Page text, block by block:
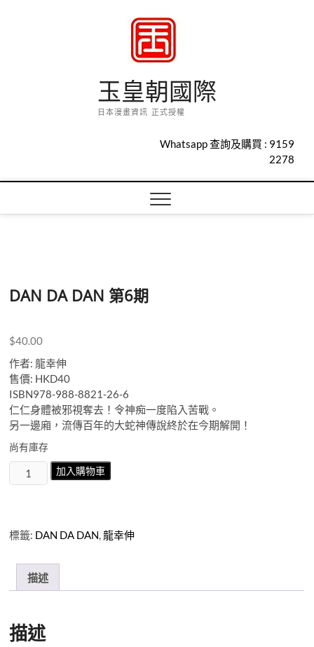
玉皇朝國際
日本漫畫資訊 正式授權
Whatsapp 查詢及購買 : 9159
2278
DAN DA DAN 第6期
$40.00
作者: 龍幸伸
售價: HKD40
ISBN978-988-8821-26-6
仁仁身體被邪視奪去！令神痴一度陷入苦戰。
另一邊廂，流傳百年的大蛇神傳說終於在今期解開！
尚有庫存
DAN
DA
6
數
加入購物車
標籤: DAN DA DAN,龍幸伸
描述
描述